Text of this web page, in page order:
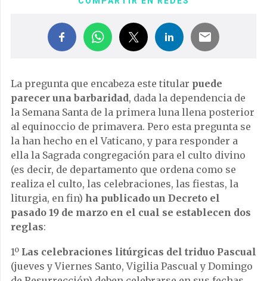
La pregunta que encabeza este titular puede
parecer una barbaridad, dada la dependencia de
la Semana Santa de la primera luna llena posterior
al equinoccio de primavera. Pero esta pregunta se
la han hecho en el Vaticano, y para responder a
ella la Sagrada congregación para el culto divino
(es decir, de departamento que ordena como se
realiza el culto, las celebraciones, las fiestas, la
liturgia, en fin) ha publicado un Decreto el
pasado 19 de marzo en el cual se establecen dos
reglas:
1º Las celebraciones litúrgicas del triduo Pascual
(jueves y Viernes Santo, Vigilia Pascual y Domingo